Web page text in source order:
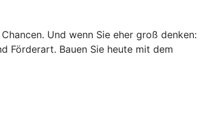
Und wenn Sie eher groß denken:
Förderart. Bauen Sie heute mit dem